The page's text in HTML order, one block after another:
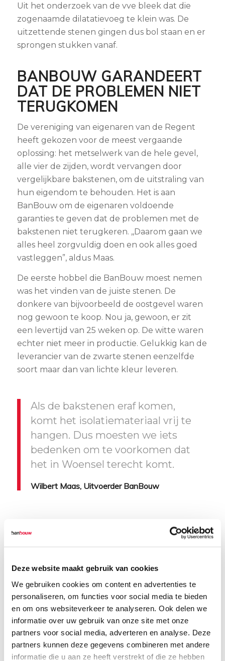
Deze website maakt gebruik van cookies
We gebruiken cookies om content en advertenties te
personaliseren, om functies voor social media te bieden
en om ons websiteverkeer te analyseren. Ook delen we
informatie over uw gebruik van onze site met onze
partners voor social media, adverteren en analyse. Deze
partners kunnen deze gegevens combineren met andere
informatie die u aan ze heeft verstrekt of die ze hebben
Uit het onderzoek van de vve bleek dat die
zogenaamde dilatatievoeg te klein was. De
uitzettende stenen gingen dus bol staan en er
sprongen stukken vanaf.
BANBOUW GARANDEERT
DAT DE PROBLEMEN NIET
TERUGKOMEN
De vereniging van eigenaren van de Regent
heeft gekozen voor de meest vergaande
oplossing: het metselwerk van de hele gevel,
alle vier de zijden, wordt vervangen door
vergelijkbare bakstenen, om de uitstraling van
hun eigendom te behouden. Het is aan
BanBouw om de eigenaren voldoende
garanties te geven dat de problemen met de
bakstenen niet terugkeren. ,,Daarom gaan we
alles heel zorgvuldig doen en ook alles goed
vastleggen”, aldus Maas.
De eerste hobbel die BanBouw moest nemen
was het vinden van de juiste stenen. De
donkere van bijvoorbeeld de oostgevel waren
nog gewoon te koop. Nou ja, gewoon, er zit
een levertijd van 25 weken op. De witte waren
echter niet meer in productie. Gelukkig kan de
leverancier van de zwarte stenen eenzelfde
soort maar dan van lichte kleur leveren.
Als de bakstenen eraf komen,
komt het isolatiema­te­ri­aal vrij te
hangen. Dus moesten we iets
bedenken om te voorkomen dat
het in Woensel terecht komt.
Wilbert Maas, Uitvoerder BanBouw
gaat wassen. Slopersbedrijf M. Heezen uit
Eindhoven gaat de 440.000 oude stenen van
granulaat. Maar als de stenen eraf gaan, dan
komt het isolatiemateriaal vrij te hangen. ,,Dus
moesten we iets bedenken om te voorkomen
dat het in Woensel terecht komt door de
wind”, zegt Maas. Samen hebben de twee een
pin gezocht die én het isolatiemateriaal én de